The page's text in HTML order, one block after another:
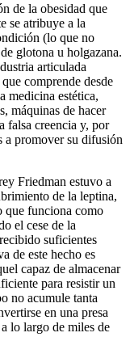
de la obesidad que
se atribuye a la
(lo que no
glotona u holgazana.
articulada
comprende desde
medicina estética,
máquinas de hacer
falsa creencia y, por
a promover su difusión
Friedman estuvo a
de la leptina,
que funciona como
el cese de la
suficientes
de este hecho es
capaz de almacenar
para resistir un
no acumule tanta
en una presa
lo largo de miles de